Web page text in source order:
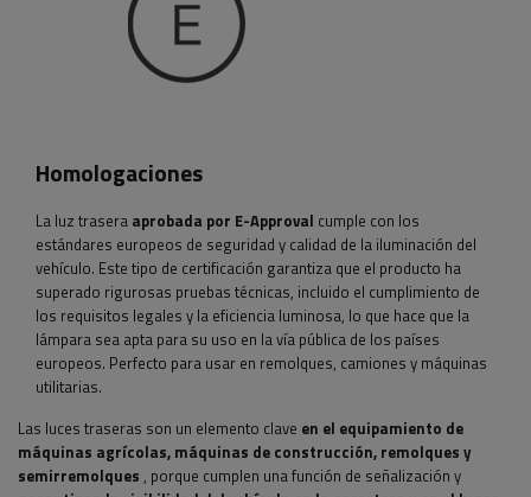
Homologaciones
La luz trasera aprobada por E-Approval cumple con los
estándares europeos de seguridad y calidad de la iluminación del
vehículo. Este tipo de certificación garantiza que el producto ha
superado rigurosas pruebas técnicas, incluido el cumplimiento de
los requisitos legales y la eficiencia luminosa, lo que hace que la
lámpara sea apta para su uso en la vía pública de los países
europeos. Perfecto para usar en remolques, camiones y máquinas
utilitarias.
Las luces traseras son un elemento clave en el equipamiento de
máquinas agrícolas, máquinas de construcción, remolques y
semirremolques , porque cumplen una función de señalización y